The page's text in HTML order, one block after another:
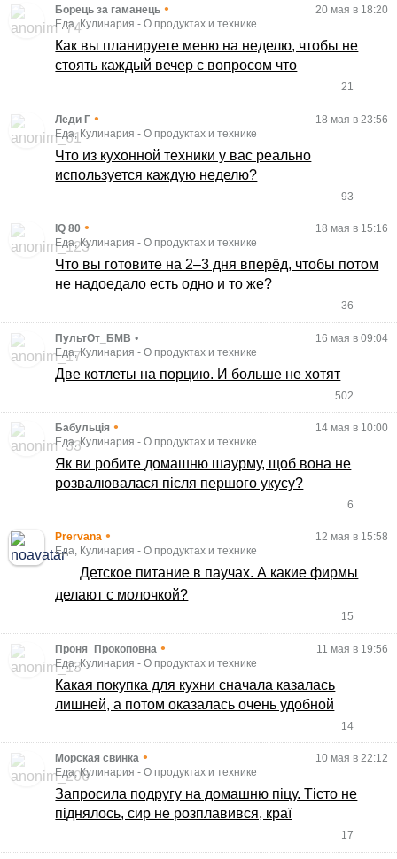
Борець за гаманець •
20 мая в 18:20
Еда, Кулинария -О продуктах и технике
Как вы планируете меню на неделю, чтобы не
стоять каждый вечер с вопросом что
21
Леди Г •
18 мая в 23:56
Еда, Кулинария -О продуктах и технике
Что из кухонной техники у вас реально
используется каждую неделю?
93
IQ 80 •
18 мая в 15:16
Еда, Кулинария -О продуктах и технике
Что вы готовите на 2–3 дня вперёд, чтобы потом
не надоедало есть одно и то же?
36
ПультОт_БМВ •
16 мая в 09:04
Еда, Кулинария -О продуктах и технике
Две котлеты на порцию. И больше не хотят
502
Бабульція •
14 мая в 10:00
Еда, Кулинария -О продуктах и технике
Як ви робите домашню шаурму, щоб вона не
розвалювалася після першого укусу?
6
Prervana •
12 мая в 15:58
Еда, Кулинария -О продуктах и технике
Детское питание в паучах. А какие фирмы
делают с молочкой?
15
Проня_Прокоповна •
11 мая в 19:56
Еда, Кулинария -О продуктах и технике
Какая покупка для кухни сначала казалась
лишней, а потом оказалась очень удобной
14
Морская свинка •
10 мая в 22:12
Еда, Кулинария -О продуктах и технике
Запросила подругу на домашню піцу. Тісто не
піднялось, сир не розплавився, краї
17